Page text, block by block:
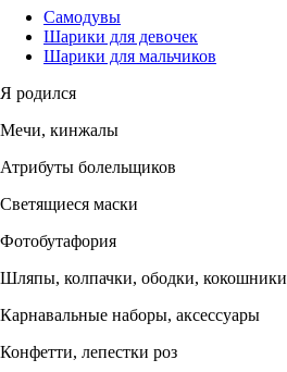
Самодувы
Шарики для девочек
Шарики для мальчиков
Я родился
Мечи, кинжалы
Атрибуты болельщиков
Светящиеся маски
Фотобутафория
Шляпы, колпачки, ободки, кокошники
Карнавальные наборы, аксессуары
Конфетти, лепестки роз